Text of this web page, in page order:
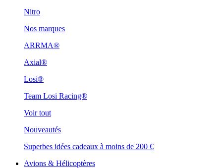
Nitro
Nos marques
ARRMA®
Axial®
Losi®
Team Losi Racing®
Voir tout
Nouveautés
Superbes idées cadeaux à moins de 200 €
Avions & Hélicoptères